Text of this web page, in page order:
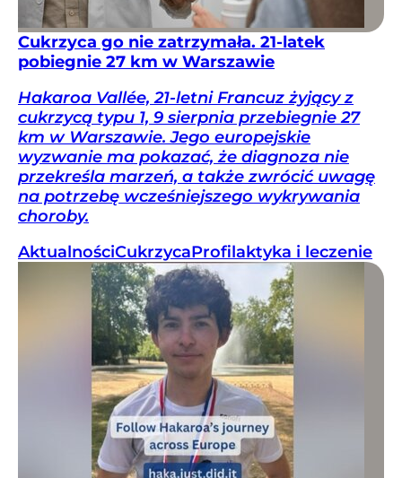
Cukrzyca go nie zatrzymała. 21-latek
pobiegnie 27 km w Warszawie
Hakaroa Vallée, 21-letni Francuz żyjący z
cukrzycą typu 1, 9 sierpnia przebiegnie 27
km w Warszawie. Jego europejskie
wyzwanie ma pokazać, że diagnoza nie
przekreśla marzeń, a także zwrócić uwagę
na potrzebę wcześniejszego wykrywania
choroby.
AktualnościCukrzycaProfilaktyka i leczenie